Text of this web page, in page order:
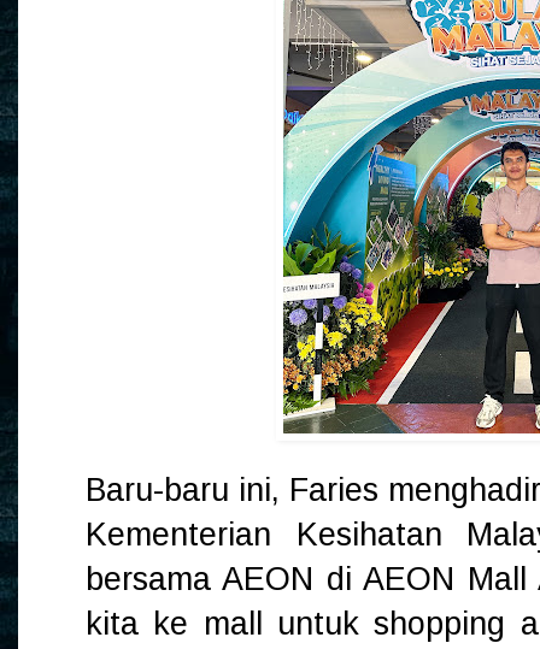
Baru-baru ini, Faries
Kementerian Kesihatan
bersama AEON di AEON
kita ke mall untuk shopping